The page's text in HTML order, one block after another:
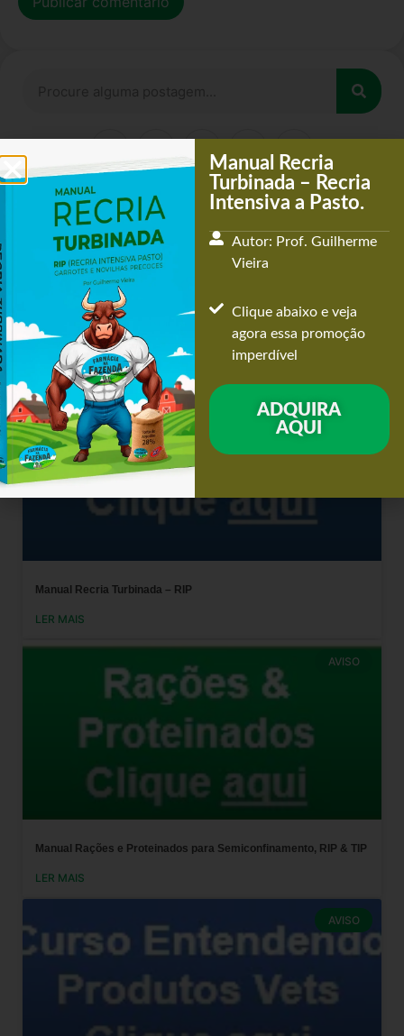
Acompanhe os
Comentários recentes
Acompanhe as
Postagens recentes
AVISO
Manual Recria Turbinada – RIP
LER MAIS
AVISO
Manual Rações e Proteinados para Semiconfinamento, RIP & TIP
LER MAIS
AVISO
Manual Recria
Turbinada – Recria
Intensiva a Pasto.
Autor: Prof. Guilherme
Vieira
Clique abaixo e veja
agora essa promoção
imperdível
ADQUIRA
AQUI